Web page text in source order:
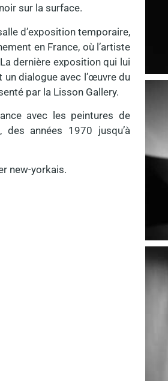
sur la surface.
d’exposition temporaire,
en France, où l’artiste
dernière exposition qui lui
dialogue avec l’œuvre du
par la Lisson Gallery.
avec les peintures de
années 1970 jusqu’à
new-yorkais.